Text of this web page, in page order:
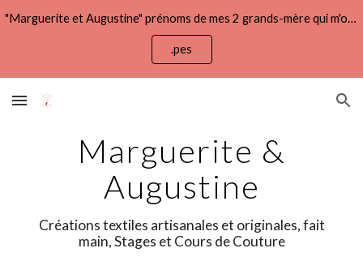
Skip to main content Skip to navigation
"Marguerite et Augustine" prénoms de mes 2 grands-mère qui m'ont légué l'amour du beau, du fait main, de la patience aussi ! Nouveau : fichiers .pes
.pes
Marguerite &
Augustine
Créations textiles artisanales et originales, fait
main, Stages et Cours de Couture